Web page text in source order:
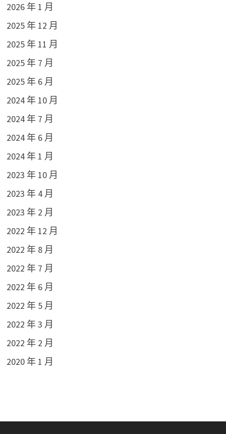
2026 年 1 月
2025 年 12 月
2025 年 11 月
2025 年 7 月
2025 年 6 月
2024 年 10 月
2024 年 7 月
2024 年 6 月
2024 年 1 月
2023 年 10 月
2023 年 4 月
2023 年 2 月
2022 年 12 月
2022 年 8 月
2022 年 7 月
2022 年 6 月
2022 年 5 月
2022 年 3 月
2022 年 2 月
2020 年 1 月